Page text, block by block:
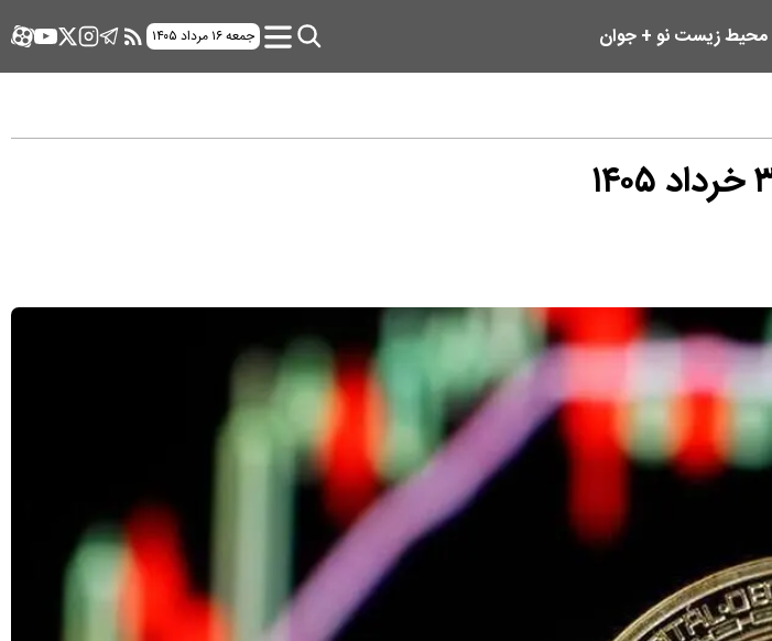
محیط زیستنو + جوان جمعه ۱۶ مرداد ۱۴۰۵